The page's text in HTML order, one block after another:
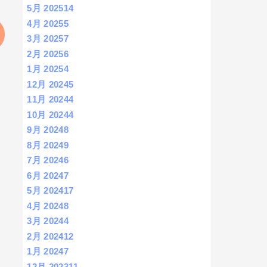
5月 202514
4月 20255
3月 20257
2月 20256
1月 20254
12月 20245
11月 20244
10月 20244
9月 20248
8月 20249
7月 20246
6月 20247
5月 202417
4月 20248
3月 20244
2月 202412
1月 20247